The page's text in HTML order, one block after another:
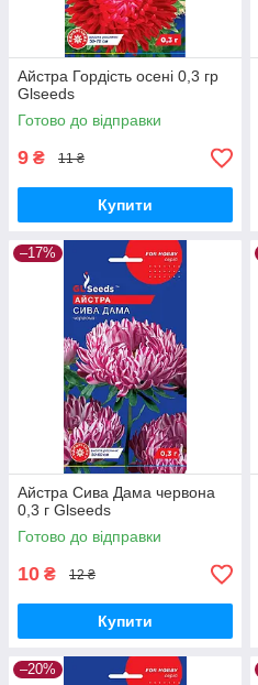
Айстра Гордість осені 0,3 гр
Glseeds
Готово до відправки
9 ₴ 11 ₴
Купити
–17%
Айстра Сива Дама червона
0,3 г Glseeds
Готово до відправки
10 ₴ 12 ₴
Купити
–20%